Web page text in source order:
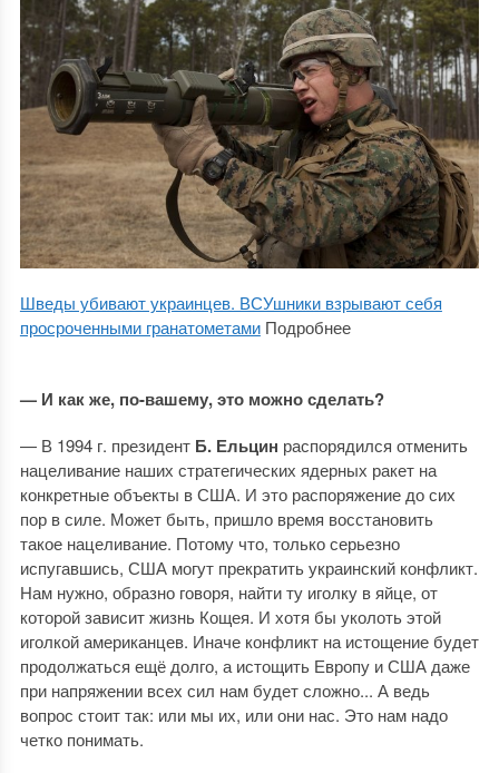
Шведы убивают украинцев. ВСУшники взрывают себя
просроченными гранатометамиПодробнее
— И как же, по-вашему, это можно сделать?
— В 1994 г. президентБ. Ельцин распорядился отменить
нацеливание наших стратегических ядерных ракет на
конкретные объекты в США. И это распоряжение до сих
пор в силе. Может быть, пришло время восстановить
такое нацеливание. Потому что, только серьезно
испугавшись, США могут прекратить украинский конфликт.
Нам нужно, образно говоря, найти ту иголку в яйце, от
которой зависит жизнь Кощея. И хотя бы уколоть этой
иголкой американцев. Иначе конфликт на истощение будет
продолжаться ещё долго, а истощить Европу и США даже
при напряжении всех сил нам будет сложно... А ведь
вопрос стоит так: или мы их, или они нас. Это нам надо
четко понимать.